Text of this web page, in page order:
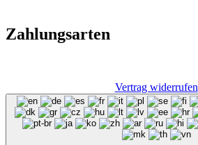
Zahlungsarten
Vertrag widerrufen